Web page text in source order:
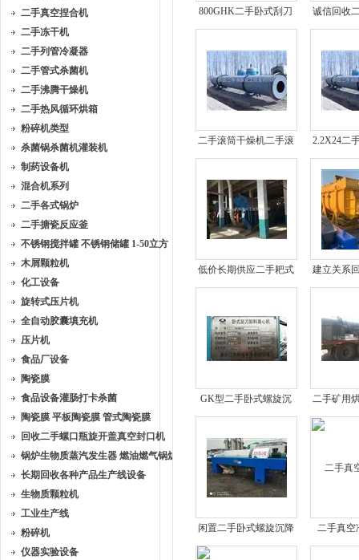
二手真空捏合机
二手冻干机
二手列管冷凝器
二手管式杀菌机
二手沸腾干燥机
二手热风循环烘箱
粉碎机类型
杀菌锅杀菌机灌装机
制药设备机
混合机系列
二手各式锅炉
二手搪瓷反应釜
不锈钢搅拌罐 不锈钢储罐 1-50立方
木屑颗粒机
化工设备
旋转式压片机
全自动胶囊填充机
压片机
食品厂设备
陶瓷膜
食品设备灌肠打卡杀菌
陶瓷膜 平板陶瓷膜 管式陶瓷膜
回收二手螺口瓶旋开盖真空封口机
锅炉生物质蒸汽发生器 燃油燃气锅炉
长期回收各种产品生产线设备
生物质颗粒机
工业生产线
粉碎机
仪器实验设备
800GHK二手卧式刮刀
卸料离心机
诚信回收
沉降卸
二手滚筒干燥机二手滚
筒干燥机
2.2X24二
低价长期供应二手耙式
干燥机
建立关系
干
GK型二手卧式螺旋沉
降卸料离心机
二手矿用
滚筒
闲置二手卧式螺旋沉降
卸料离心机
二手真空